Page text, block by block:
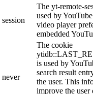
session
The yt-remote-
used by
video player
embedded
never
The cookie
is used by
search result
the user. This
improve the user